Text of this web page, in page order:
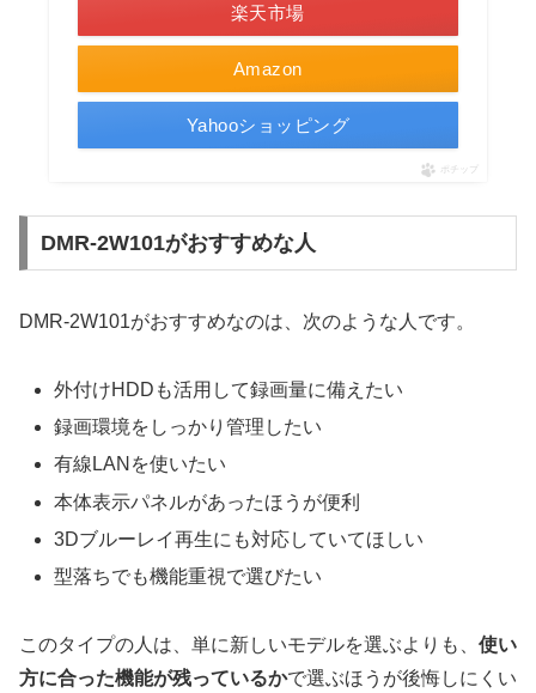
Amazon
楽天市場
Yahooショッピング
ポチップ
DMR-2W101がおすすめな人
DMR-2W101がおすすめなのは、次のような人です。
外付けHDDも活用して録画量に備えたい
録画環境をしっかり管理したい
有線LANを使いたい
本体表示パネルがあったほうが便利
3Dブルーレイ再生にも対応していてほしい
型落ちでも機能重視で選びたい
このタイプの人は、単に新しいモデルを選ぶよりも、 使い
方に合った機能が残っているかで選ぶほうが後悔しにくい